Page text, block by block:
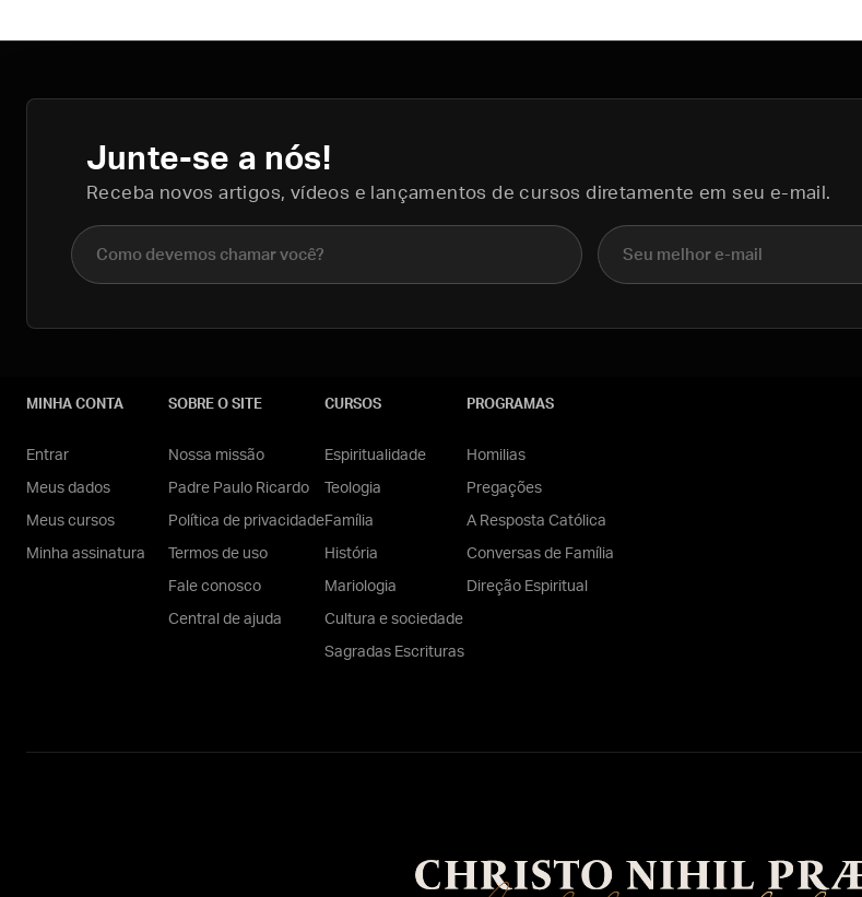
Junte-se a nós!
Receba novos artigos, vídeos e lançamentos de cursos diretamente em seu e-mail.
Nome completo E-mail
MINHA CONTA
Entrar
Meus dados
Meus cursos
Minha assinatura
SOBRE O SITE
Nossa missão
Padre Paulo Ricardo
Política de privacidade
Termos de uso
Fale conosco
Central de ajuda
CURSOS
Espiritualidade
Teologia
Família
História
Mariologia
Cultura e sociedade
Sagradas Escrituras
PROGRAMAS
Homilias
Pregações
A Resposta Católica
Conversas de Família
Direção Espiritual